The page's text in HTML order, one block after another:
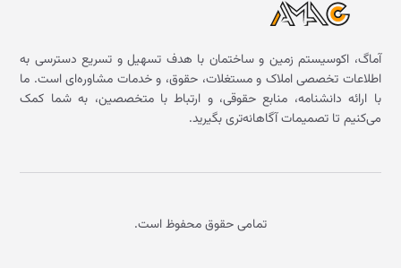
آماگ، اکوسیستم زمین و ساختمان با هدف تسهیل و تسریع دسترسی به
اطلاعات تخصصی املاک و مستغلات، حقوق، و خدمات مشاوره‌ای است. ما
با ارائه دانشنامه، منابع حقوقی، و ارتباط با متخصصین، به شما کمک
می‌کنیم تا تصمیمات آگاهانه‌تری بگیرید.
تمامی حقوق محفوظ است.